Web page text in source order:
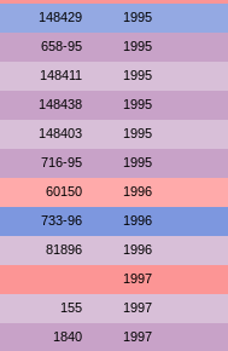
148429 1995
658-95 1995
148411 1995
148438 1995
148403 1995
716-95 1995
60150 1996
733-96 1996
81896 1996
1997
155 1997
1840 1997